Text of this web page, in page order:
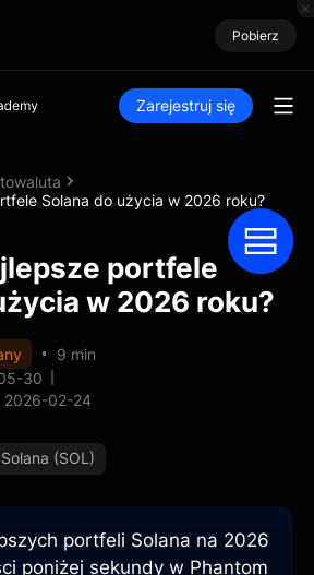
Pobierz
Zarejestruj się
Solana do użycia w 2026 roku?
portfele
w 2026 roku?
9 min
30
2026-02-24
Solana (SOL)
portfeli Solana na 2026
poniżej sekundy w Phantom